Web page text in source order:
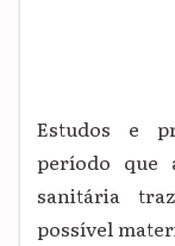
Estudos e
período que
sanitária
possível